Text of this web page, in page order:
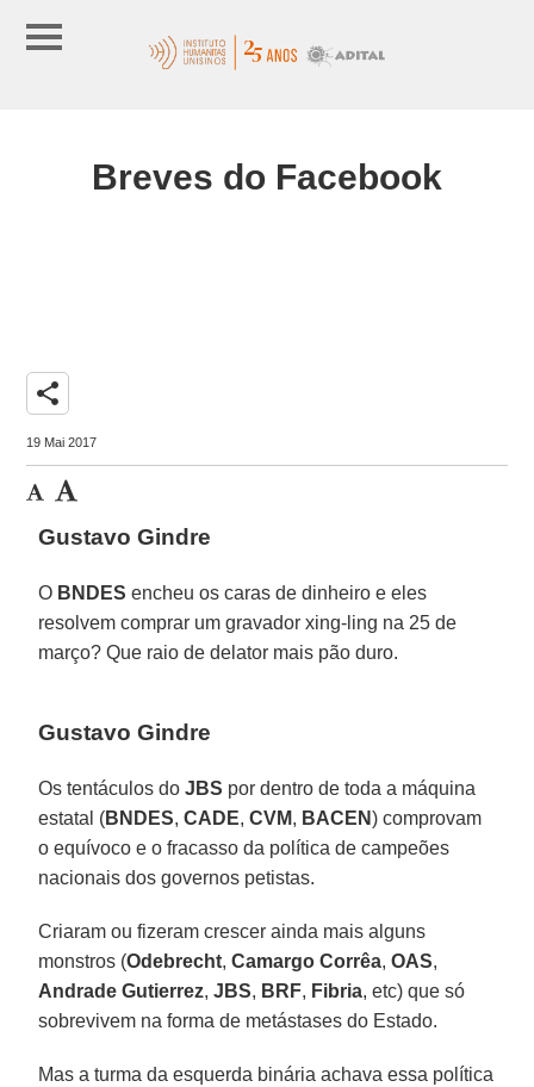
Breves do Facebook
share
19 Mai 2017
Gustavo Gindre
O BNDES encheu os caras de dinheiro e eles
resolvem comprar um gravador xing-ling na 25 de
março? Que raio de delator mais pão duro.
Gustavo Gindre
Os tentáculos doJBS por dentro de toda a máquina
estatal (BNDES,CADE,CVM, BACEN) comprovam
o equívoco e o fracasso da política de campeões
nacionais dos governos petistas.
Criaram ou fizeram crescer ainda mais alguns
monstros (Odebrecht,Camargo Corrêa,OAS,
Andrade Gutierrez,JBS, BRF, Fibria, etc) que só
sobrevivem na forma de metástases do Estado.
Mas a turma da esquerda binária achava essa política